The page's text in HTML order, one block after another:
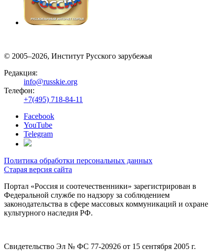
© 2005–2026, Институт Русского зарубежья
Редакция:
info@russkie.org
Телефон:
+7(495) 718-84-11
Facebook
YouTube
Telegram
Политика обработки персональных данных
Старая версия сайта
Портал «Россия и соотечественники» зарегистрирован в
Федеральной службе по надзору за соблюдением
законодательства в сфере массовых коммуникаций и охране
культурного наследия РФ.
Свидетельство Эл № ФС 77-20926 от 15 сентября 2005 г.